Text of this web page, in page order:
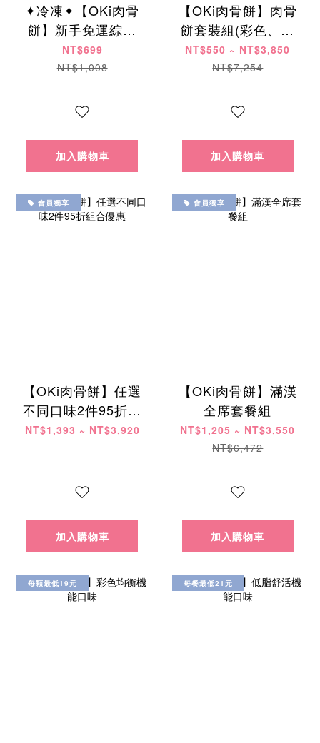
✦冷凍✦【OKi肉骨
餅】新手免運綜合
包(免運優惠每人限
用乙次)
NT$699
NT$1,008
加入購物車
【OKi肉骨餅】肉骨
餅套裝組(彩色、低
脂、低敏、海陸、
美膚鳥)
NT$550 ~ NT$3,850
NT$7,254
加入購物車
會員獨享
【OKi肉骨餅】任選
不同口味2件95折組
合優惠
NT$1,393 ~ NT$3,920
加入購物車
會員獨享
【OKi肉骨餅】滿漢
全席套餐組
NT$1,205 ~ NT$3,550
NT$6,472
加入購物車
每顆最低19元 每餐最低21元